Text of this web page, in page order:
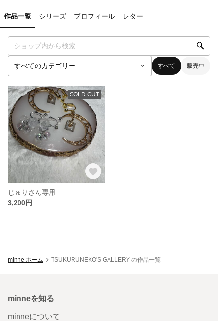
作品一覧 シリーズ プロフィール レター
すべて 販売中
SOLD OUT
じゅりさん専用
3,200円
minne ホーム TSUKURUNEKO'S GALLERY の作品一覧
minneを知る
minneについて